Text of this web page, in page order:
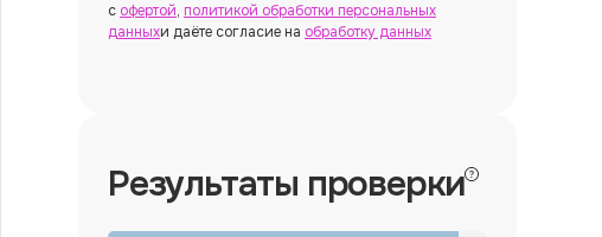
с офертой, политикой обработки персональных
данныхи даёте согласие на обработку данных
Результаты проверки